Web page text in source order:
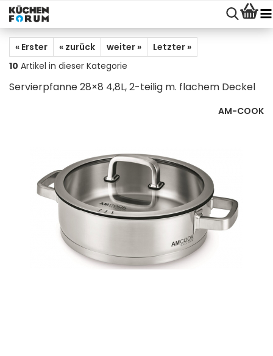
« Erster « zurück weiter »
Letzter »
10 Artikel in dieser Kategorie
Servierpfanne 28×8 4,8L, 2-teilig m. flachem Deckel
AM-COOK